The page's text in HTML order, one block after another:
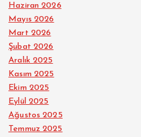
Haziran 2026
Mayıs 2026
Mart 2026
Şubat 2026
Aralık 2025
Kasım 2025
Ekim 2025
Eylül 2025
Ağustos 2025
Temmuz 2025